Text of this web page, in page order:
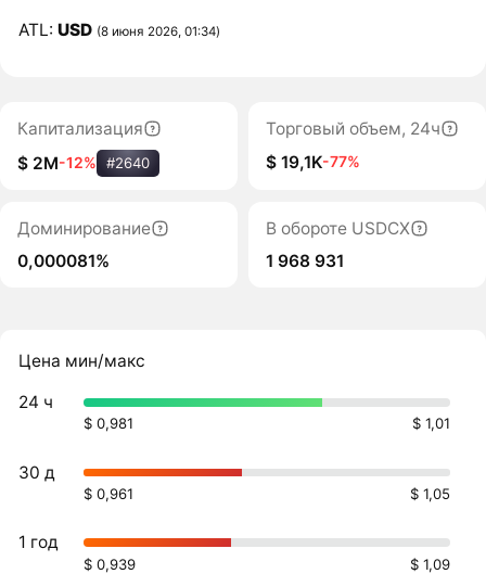
ATL:USD (8 июня 2026, 01:34)
Капитализация
$ 2M-12% #2640
Торговый объем, 24ч
$ 19,1K-77%
Доминирование
0,000081%
В обороте USDCX
1 968 931
Цена мин/макс
24 ч
$ 0,981 $ 1,01
30 д
$ 0,961 $ 1,05
1 год
$ 0,939 $ 1,09